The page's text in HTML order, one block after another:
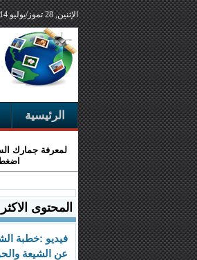
الإثنين, 28 تموز/يوليو 2014
الرئيسية
لمعرفة جمارك
المحتوى
فيديو :خطبة
عن الشيعة